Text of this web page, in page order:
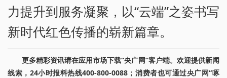
力提升到服务凝聚，以“云端”之姿书写
新时代红色传播的崭新篇章。
更多精彩资讯请在应用市场下载“央广网”客户端。欢迎提供新闻
线索，24小时报料热线400-800-0088；消费者也可通过央广网“啄